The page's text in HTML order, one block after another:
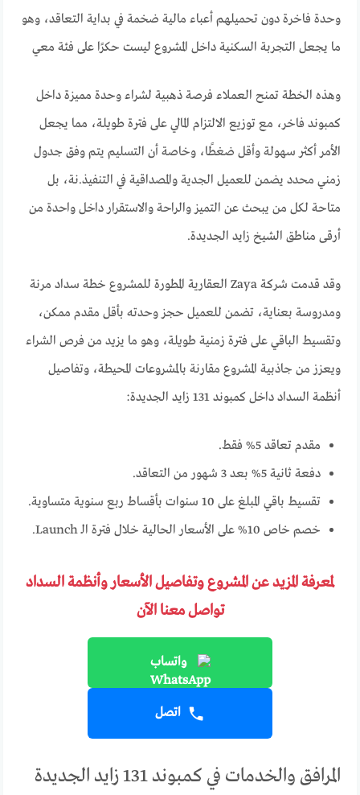
وحدة فاخرة دون تحميلهم أعباء مالية ضخمة في بداية التعاقد، وهو
ما يجعل التجربة السكنية داخل المشروع ليست حكرًا على فئة معي
وهذه الخطة تمنح العملاء فرصة ذهبية لشراء وحدة مميزة داخل
كمبوند فاخر، مع توزيع الالتزام المالي على فترة طويلة، مما يجعل
الأمر أكثر سهولة وأقل ضغطًا، وخاصة أن التسليم يتم وفق جدول
زمني محدد يضمن للعميل الجدية والمصداقية في التنفيذ.نة، بل
متاحة لكل من يبحث عن التميز والراحة والاستقرار داخل واحدة من
أرقى مناطق الشيخ زايد الجديدة.
وقد قدمت شركة Zaya العقارية المطورة للمشروع خطة سداد مرنة
ومدروسة بعناية، تضمن للعميل حجز وحدته بأقل مقدم ممكن،
وتقسيط الباقي على فترة زمنية طويلة، وهو ما يزيد من فرص الشراء
ويعزز من جاذبية المشروع مقارنة بالمشروعات المحيطة، وتفاصيل
أنظمة السداد داخل كمبوند 131 زايد الجديدة:
مقدم تعاقد 5% فقط.
دفعة ثانية 5% بعد 3 شهور من التعاقد.
تقسيط باقي المبلغ على 10 سنوات بأقساط ربع سنوية متساوية.
خصم خاص 10% على الأسعار الحالية خلال فترة الـ Launch.
لمعرفة المزيد عن المشروع وتفاصيل الأسعار وأنظمة السداد
تواصل معنا الآن
واتساب
اتصل
المرافق والخدمات في كمبوند 131 زايد الجديدة